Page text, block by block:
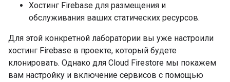
Хостинг Firebase для размещения и
обслуживания ваших статических ресурсов.
Для этой конкретной лаборатории вы уже настроили
хостинг Firebase в проекте, который будете
клонировать. Однако для Cloud Firestore мы покажем
вам настройку и включение сервисов с помощью